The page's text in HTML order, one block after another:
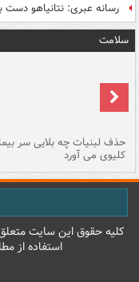
رسانه عبری: نتانیاهو دست
سلامت
حذف لبنیات چه بلایی سر
کلیوی می آورد
کليه حقوق اين سايت
استفاده از